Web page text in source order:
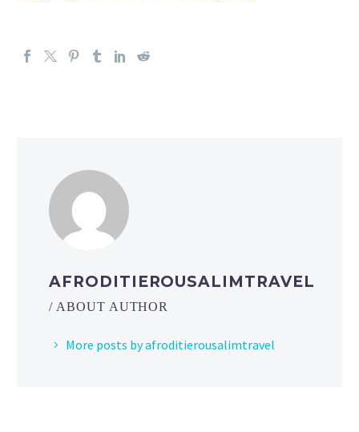
AFRODITIEROUSALIMTRAVEL
/ ABOUT AUTHOR
More posts by afroditierousalimtravel